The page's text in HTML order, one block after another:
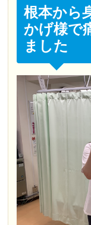
根本から
かげ様で
ました